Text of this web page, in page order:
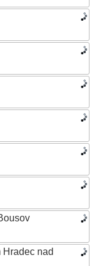
Hradec nad